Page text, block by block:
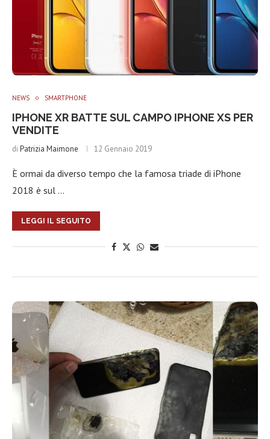
NEWS SMARTPHONE
IPHONE XR BATTE SUL CAMPO IPHONE XS PER
VENDITE
di Patrizia Maimone 12 Gennaio 2019
È ormai da diverso tempo che la famosa triade di iPhone
2018 è sul …
LEGGI IL SEGUITO